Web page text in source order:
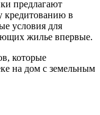
предлагают
кредитованию в
условия для
жилье впервые.
которые
на дом с земельным